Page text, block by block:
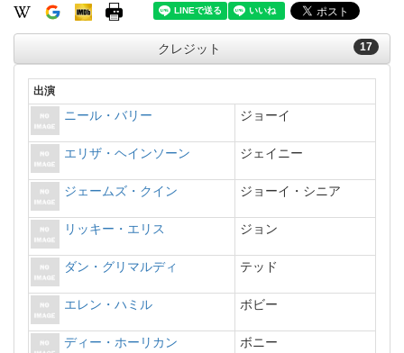
17
クレジット
出演
ニール・バリー ジョーイ
エリザ・ヘインソーン ジェイニー
ジェームズ・クイン ジョーイ・シニア
リッキー・エリス ジョン
ダン・グリマルディ テッド
エレン・ハミル ボビー
ディー・ホーリカン ボニー